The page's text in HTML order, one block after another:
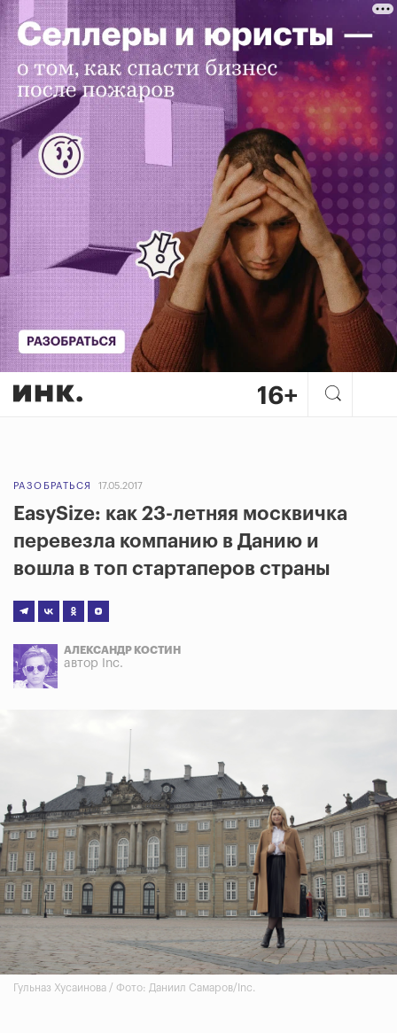
РАЗОБРАТЬСЯ 17.05.2017
EasySize: как 23-летняя москвичка
перевезла компанию в Данию и
вошла в топ стартаперов страны
АЛЕКСАНДР КОСТИН
автор Inc.
Гульназ Хусаинова / Фото: Даниил Самаров/Inc.